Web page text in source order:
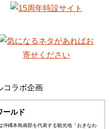
ールド
沖縄本島南部を代表する観光地「おきなわ